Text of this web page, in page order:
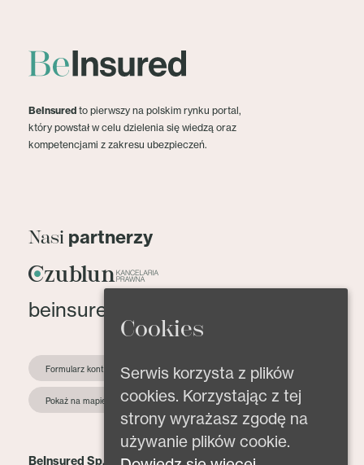
BeInsured to pierwszy na polskim rynku portal,
który powstał w celu dzielenia się wiedzą oraz
kompetencjami z zakresu ubezpieczeń.
Nasi partnerzy
beinsured@beinsured.pl
Formularz kontaktowy
Pokaż na mapie
BeInsured Sp. z o.o.
Cookies
Serwis korzysta z plików
cookies. Korzystając z tej
strony wyrażasz zgodę na
używanie plików cookie.